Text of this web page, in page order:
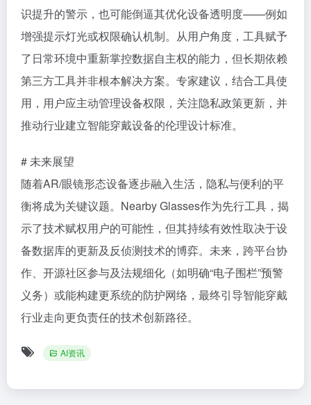
识提升的警示，也可能倒逼其优化设备透明度——例如
增强提示灯光或权限确认机制。从用户角度，工具赋予
了日常环境中重新掌控数据自主权的能力，但长期依赖
第三方工具并非根本解决方案。专家建议，结合工具使
用，用户应主动管理设备权限，关注隐私政策更新，并
推动行业建立智能穿戴设备的伦理设计标准。
# 未来展望
随着AR/眼镜形态设备逐步融入生活，隐私与便利的平
衡将成为关键议题。Nearby Glasses作为先行工具，揭
示了技术赋权用户的可能性，但其持续有效性取决于设
备数据库的更新及反侦测技术的博弈。未来，跨平台协
作、开源社区参与及法规细化（如明确“电子围栏”预警
义务）或能构建更系统的防护网络，最终引导智能穿戴
行业走向更负责任的技术创新路径。
AI资讯